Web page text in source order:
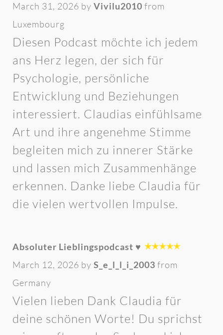
March 31, 2026 by Vivilu2010 from
Luxembourg
Diesen Podcast möchte ich jedem
ans Herz legen, der sich für
Psychologie, persönliche
Entwicklung und Beziehungen
interessiert. Claudias einfühlsame
Art und ihre angenehme Stimme
begleiten mich zu innerer Stärke
und lassen mich Zusammenhänge
erkennen. Danke liebe Claudia für
die vielen wertvollen Impulse.
Absoluter Lieblingspodcast ♥️
March 12, 2026 by S_e_l_l_i_2003 from
Germany
Vielen lieben Dank Claudia für
deine schönen Worte! Du sprichst